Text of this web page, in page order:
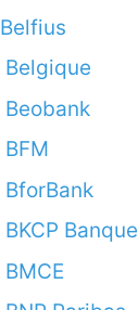
Banque